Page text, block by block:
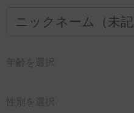
年齢を選択
性別を選択